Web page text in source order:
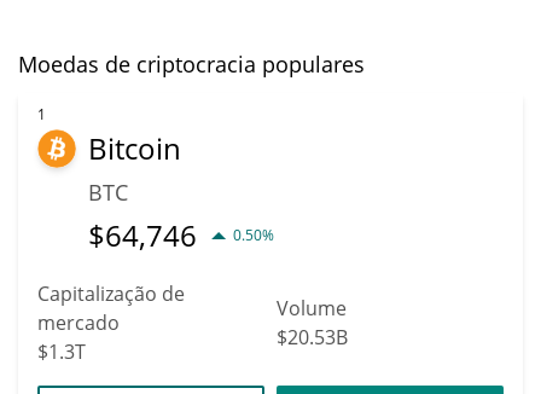
Moedas de criptocracia populares
1
Bitcoin
BTC
$64,746 0.50%
Capitalização de
mercado
$1.3T
Volume
$20.53B